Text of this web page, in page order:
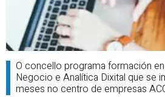
O concello programa formación
Negocio e Analítica Dixital que se
meses no centro de empresas